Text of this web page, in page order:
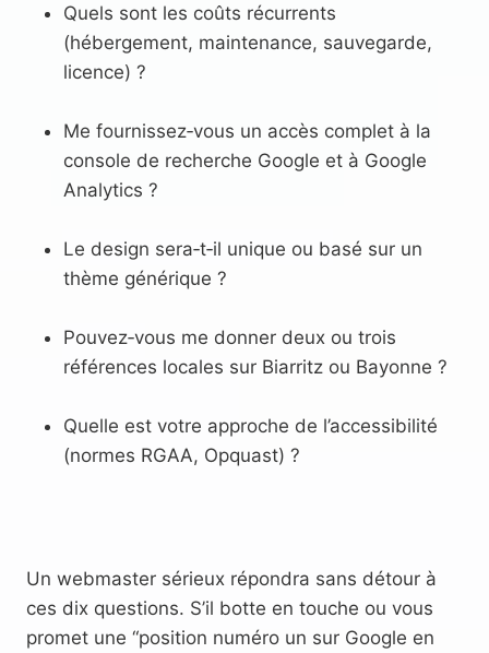
Quels sont les coûts récurrents
(hébergement, maintenance, sauvegarde,
licence) ?
Me fournissez‑vous un accès complet à la
console de recherche Google et à Google
Analytics ?
Le design sera‑t‑il unique ou basé sur un
thème générique ?
Pouvez‑vous me donner deux ou trois
références locales sur Biarritz ou Bayonne ?
Quelle est votre approche de l’accessibilité
(normes RGAA, Opquast) ?
Un webmaster sérieux répondra sans détour à
ces dix questions. S’il botte en touche ou vous
promet une “position numéro un sur Google en